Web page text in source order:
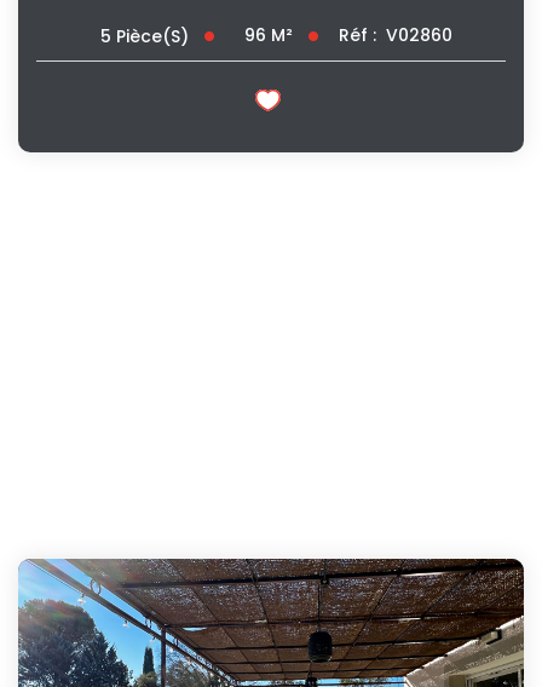
5 Pièce(s) 96 M² Réf : V02860